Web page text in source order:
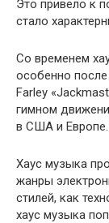
Это привело к
стало
Со временем
особенно
Farley
гимном
в США и Европе.
Хаус музыка
жанры
стилей, как
хаус музыка